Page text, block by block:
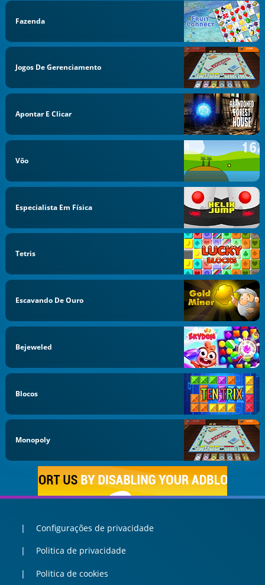
Fazenda
Jogos De Gerenciamento
Apontar E Clicar
Vôo
Especialista Em Física
Tetris
Escavando De Ouro
Bejeweled
Blocos
Monopoly
Configurações de privacidade
Politica de privacidade
Politica de cookies